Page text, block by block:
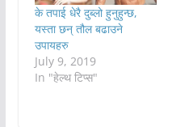
के तपाई धेरै दुब्लो हुनुहुन्छ,
यस्ता छन् तौल बढाउने
उपायहरु
July 9, 2019
In "हेल्थ टिप्स"